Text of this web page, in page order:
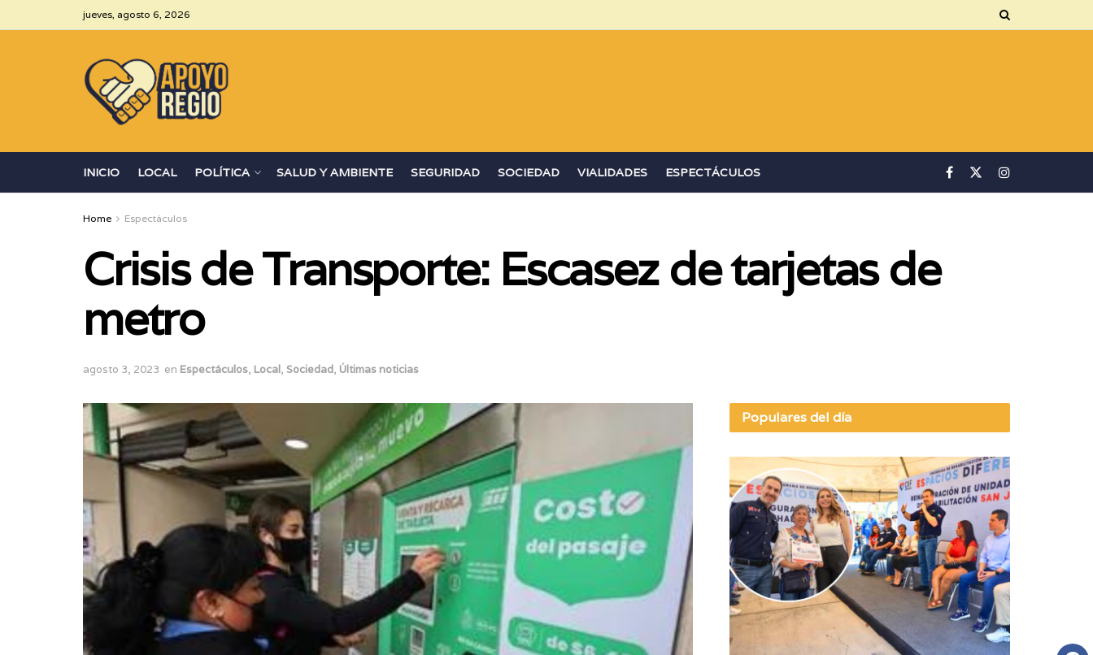
jueves, agosto 6, 2026
INICIO LOCAL POLÍTICA SALUD Y AMBIENTE SEGURIDAD SOCIEDAD VIALIDADES ESPECTÁCULOS
Home Espectáculos
Crisis de Transporte: Escasez de tarjetas de
metro
agosto 3, 2023 en Espectáculos, Local, Sociedad, Últimas noticias
Populares del día